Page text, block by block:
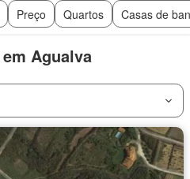
Preço Quartos Casas de
Agualva